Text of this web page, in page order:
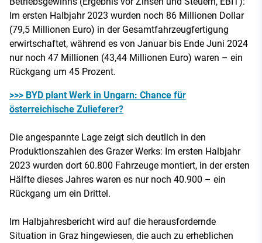
Im ersten Halbjahr 2023 wurden noch 86 Millionen Dollar
(79,5 Millionen Euro) in der Gesamtfahrzeugfertigung
erwirtschaftet, während es von Januar bis Ende Juni 2024
nur noch 47 Millionen (43,44 Millionen Euro) waren – ein
Rückgang um 45 Prozent.
>>> BYD plant Werk in Ungarn: Chance für
österreichische Zulieferer?
Die angespannte Lage zeigt sich deutlich in den
Produktionszahlen des Grazer Werks: Im ersten Halbjahr
2023 wurden dort 60.800 Fahrzeuge montiert, in der ersten
Hälfte dieses Jahres waren es nur noch 40.900 – ein
Rückgang um ein Drittel.
Im Halbjahresbericht wird auf die herausfordernde
Situation in Graz hingewiesen, die auch zu erheblichen